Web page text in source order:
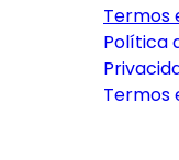
Termos
Política
Termos